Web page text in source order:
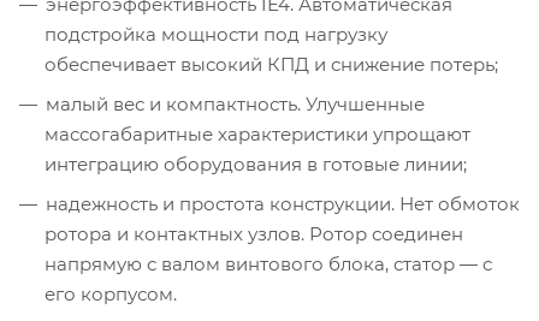
подстройка мощности под нагрузку
обеспечивает высокий КПД и снижение потерь;
малый вес и компактность. Улучшенные
массогабаритные характеристики упрощают
интеграцию оборудования в готовые линии;
надежность и простота конструкции. Нет обмоток
ротора и контактных узлов. Ротор соединен
напрямую с валом винтового блока, статор — с
его корпусом.